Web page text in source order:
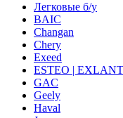
Легковые б/у
BAIC
Changan
Chery
Exeed
ESTEO |
GAC
Geely
Haval